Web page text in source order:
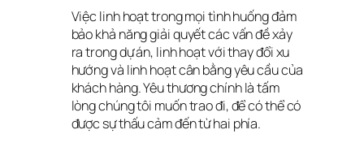
Việc linh hoạt trong mọi tình huống đảm
bảo khả năng giải quyết các vấn đề xảy
ra trong dự án, linh hoạt với thay đổi xu
hướng và linh hoạt cân bằng yêu cầu của
khách hàng. Yêu thương chính là tấm
lòng chúng tôi muốn trao đi, để có thể có
được sự thấu cảm đến từ hai phía.